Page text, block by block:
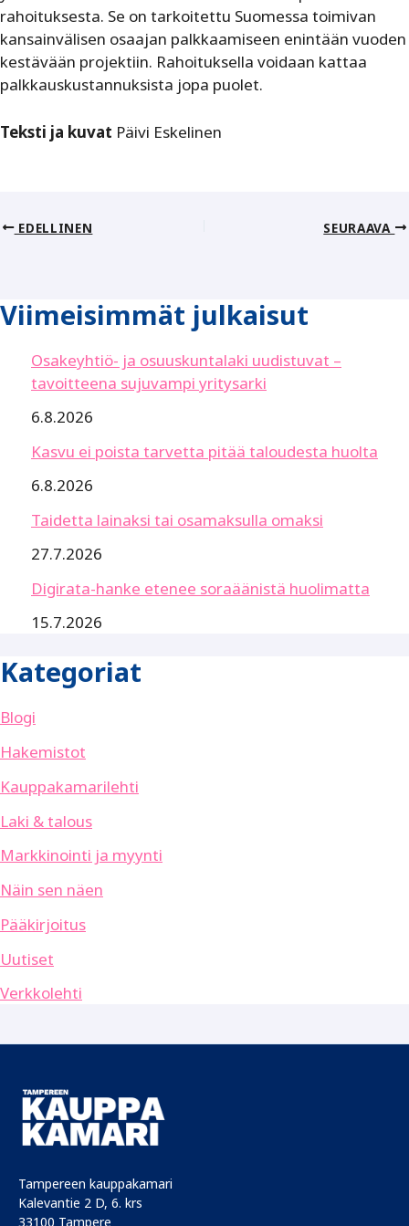
rahoituksesta. Se on tarkoitettu Suomessa toimivan
kansainvälisen osaajan palkkaamiseen enintään vuoden
kestävään projektiin. Rahoituksella voidaan kattaa
palkkauskustannuksista jopa puolet.
Teksti ja kuvat Päivi Eskelinen
EDELLINEN SEURAAVA
Viimeisimmät julkaisut
Osakeyhtiö- ja osuuskuntalaki uudistuvat –
tavoitteena sujuvampi yritysarki
6.8.2026
Kasvu ei poista tarvetta pitää taloudesta huolta
6.8.2026
Taidetta lainaksi tai osamaksulla omaksi
27.7.2026
Digirata-hanke etenee soraäänistä huolimatta
15.7.2026
Kategoriat
Blogi
Hakemistot
Kauppakamarilehti
Laki & talous
Markkinointi ja myynti
Näin sen näen
Pääkirjoitus
Uutiset
Verkkolehti
Tampereen kauppakamari
Kalevantie 2 D, 6. krs
33100 Tampere